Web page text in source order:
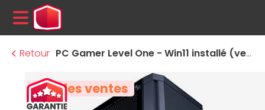
MENU
Retour
PC Gamer Level One - Win11 installé (version d'essai)
Top des ventes